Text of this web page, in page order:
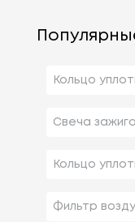
Кольцо
Свеча
Кольцо
Фильтр